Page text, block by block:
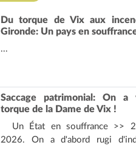
Du torque de Vix aux
Gironde: Un pays en
...
Saccage patrimonial: On a
torque de la Dame de Vix !
Un État en souffrance >>
2026. On a d'abord rugi